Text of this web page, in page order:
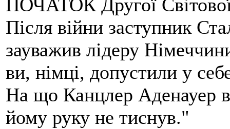
ПОЧАТОК Другої
Після війни заступник
зауважив лідеру
ви, німці, допустили у
На що Канцлер Аденауер
йому руку не тиснув."